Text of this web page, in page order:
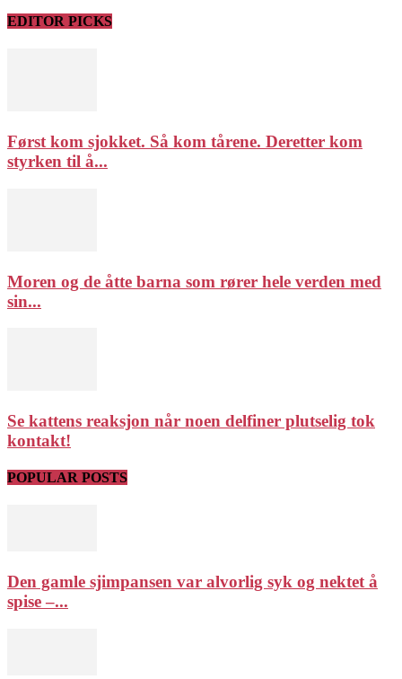
EDITOR PICKS
Først kom sjokket. Så kom tårene. Deretter kom
styrken til å...
Moren og de åtte barna som rører hele verden med
sin...
Se kattens reaksjon når noen delfiner plutselig tok
kontakt!
POPULAR POSTS
Den gamle sjimpansen var alvorlig syk og nektet å
spise –...